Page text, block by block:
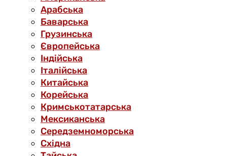
Арабська
Баварська
Грузинська
Європейська
Індійська
Італійська
Китайська
Корейська
Кримськотатарська
Мексиканська
Середземноморська
Східна